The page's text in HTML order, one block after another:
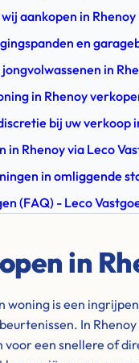
aankopen in Rhenoy
en
in
in Rhenoy
bij uw verkoop
in Rhenoy via Leco
in omliggende
(FAQ) - Leco
in
woning is een
In
voor een snellere of